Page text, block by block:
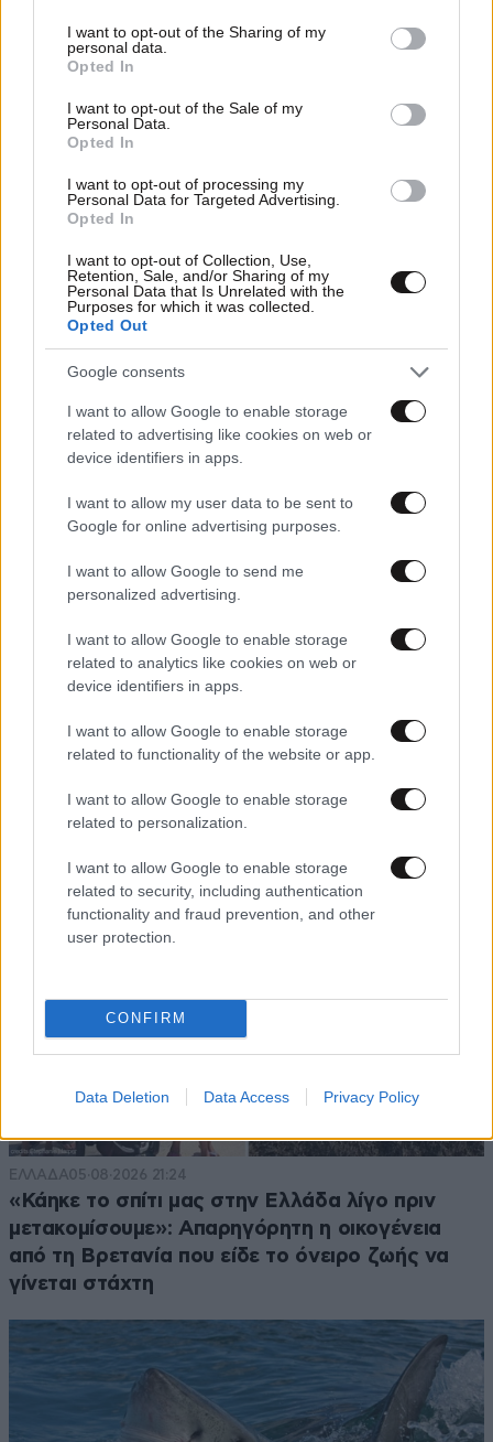
not limited to your visit or usage behaviour. You may click to
grant or deny consent to Google and its third-party tags to
use your data for below specified purposes in below Google
consent section.
I want to opt-out of the Sharing of my
personal data.
Opted In
I want to opt-out of the Sale of my
Personal Data.
Opted In
I want to opt-out of processing my
Personal Data for Targeted Advertising.
Opted In
I want to opt-out of Collection, Use,
Retention, Sale, and/or Sharing of my
Personal Data that Is Unrelated with the
Purposes for which it was collected.
Opted Out
Google consents
I want to allow Google to enable storage
related to advertising like cookies on web or
device identifiers in apps.
I want to allow my user data to be sent to
Google for online advertising purposes.
I want to allow Google to send me
personalized advertising.
I want to allow Google to enable storage
related to analytics like cookies on web or
device identifiers in apps.
I want to allow Google to enable storage
related to functionality of the website or app.
I want to allow Google to enable storage
related to personalization.
I want to allow Google to enable storage
related to security, including authentication
functionality and fraud prevention, and other
user protection.
CONFIRM
Data Deletion Data Access Privacy Policy
LIFESTYLE06·08·2026 12:46
Μαρία Κορινθίου: «Είμαι πιο ευτυχισμένη από
ποτέ – Ναι, έχω πατήσει φρένο»
ΕΛΛΑΔΑ05·08·2026 21:24
«Κάηκε το σπίτι μας στην Ελλάδα λίγο πριν
μετακομίσουμε»: Απαρηγόρητη η οικογένεια
από τη Βρετανία που είδε το όνειρο ζωής να
γίνεται στάχτη